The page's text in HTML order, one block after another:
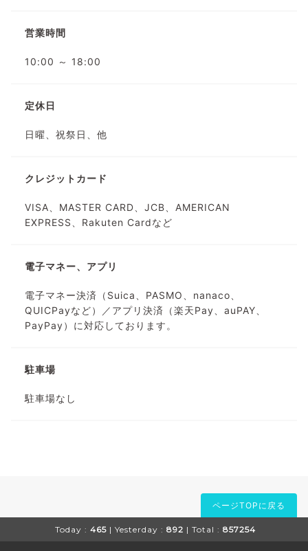
営業時間
10:00 ～ 18:00
定休日
日曜、祝祭日、他
クレジットカード
VISA、MASTER CARD、JCB、AMERICAN
EXPRESS、Rakuten Cardなど
電子マネー、アプリ
電子マネー決済（Suica、PASMO、nanaco、
QUICPayなど）／アプリ決済（楽天Pay、auPAY、
PayPay）に対応しております。
駐車場
駐車場なし
ページTOPに戻る
Today : 465 | Yesterday : 892 | Total : 857254